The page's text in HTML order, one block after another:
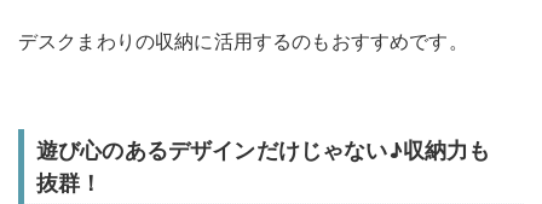
デスクまわりの収納に活用するのもおすすめです。
遊び心のあるデザインだけじゃない♪収納力も
抜群！